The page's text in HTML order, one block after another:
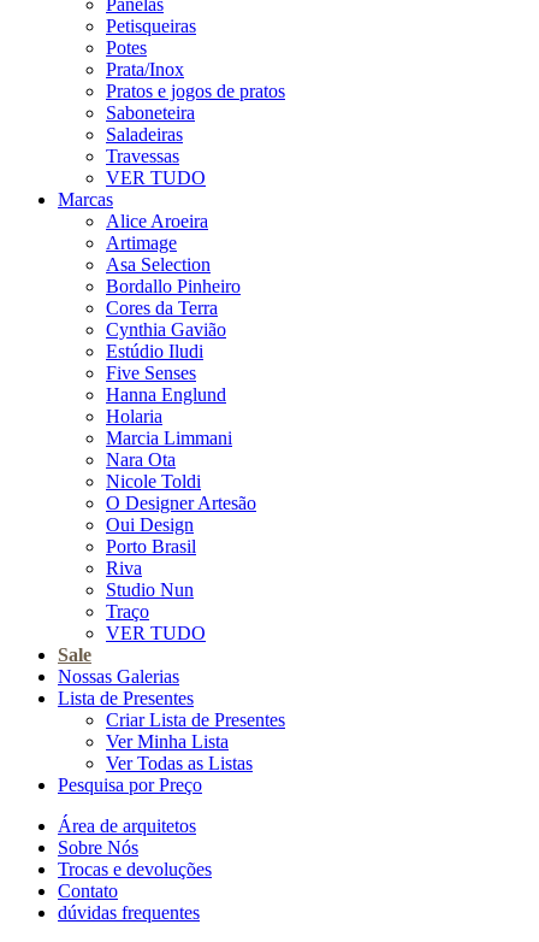
Panelas
Petisqueiras
Potes
Prata/Inox
Pratos e jogos de pratos
Saboneteira
Saladeiras
Travessas
VER TUDO
Marcas
Alice Aroeira
Artimage
Asa Selection
Bordallo Pinheiro
Cores da Terra
Cynthia Gavião
Estúdio Iludi
Five Senses
Hanna Englund
Holaria
Marcia Limmani
Nara Ota
Nicole Toldi
O Designer Artesão
Oui Design
Porto Brasil
Riva
Studio Nun
Traço
VER TUDO
Sale
Nossas Galerias
Lista de Presentes
Criar Lista de Presentes
Ver Minha Lista
Ver Todas as Listas
Pesquisa por Preço
Área de arquitetos
Sobre Nós
Trocas e devoluções
Contato
dúvidas frequentes